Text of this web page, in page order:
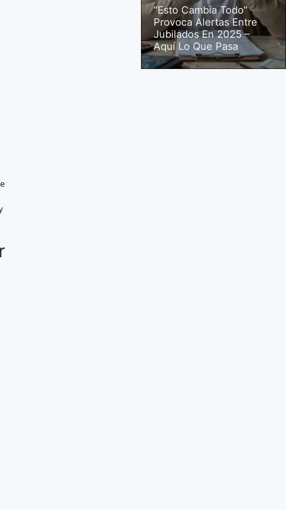
“Esto Cambia Todo”
Provoca Alertas Entre
Jubilados En 2025 –
Aquí Lo Que Pasa